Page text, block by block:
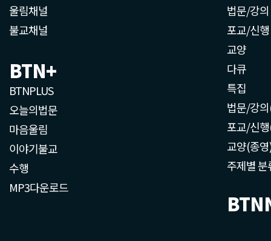
울림채널
불교채널
BTN+
BTNPLUS
오늘의법문
마음울림
이야기불교
수행
MP3다운로드
법문/강의
포교/신행
교양
다큐
특집
법문/강
포교/신
교양(종
주제별 분